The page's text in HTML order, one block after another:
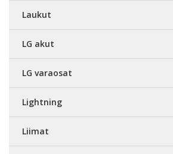
Laukut
LG akut
LG varaosat
Lightning
Liimat